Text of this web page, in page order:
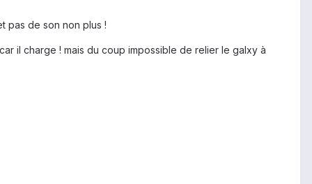
pas de son non plus !
il charge ! mais du coup impossible de relier le galxy à